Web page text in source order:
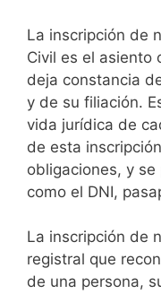
La inscripción de
Civil es el asiento
deja constancia
y de su filiación.
vida jurídica de
de esta
obligaciones, y
como el DNI,
La inscripción de
registral que
de una persona,